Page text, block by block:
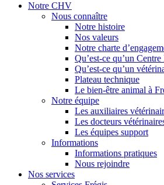
Notre CHV
Nous connaître
Notre histoire
Nos valeurs
Notre charte
Qu’est-ce qu’un
Qu’est-ce qu’un
Plateau technique
Le bien-être animal à
Notre équipe
Les auxiliaires
Les docteurs
Les équipes support
Informations
Informations pratiques
Nous rejoindre
Nos services